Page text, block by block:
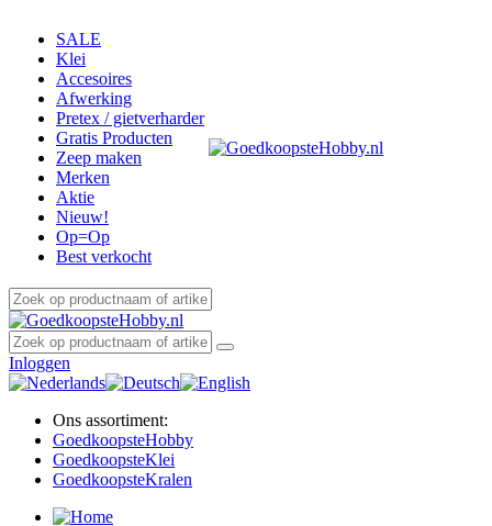
SALE
Klei
Accesoires
Afwerking
Pretex / gietverharder
Gratis Producten
Zeep maken
Merken
Aktie
Nieuw!
Op=Op
Best verkocht
Inloggen
Ons assortiment:
GoedkoopsteHobby
GoedkoopsteKlei
GoedkoopsteKralen